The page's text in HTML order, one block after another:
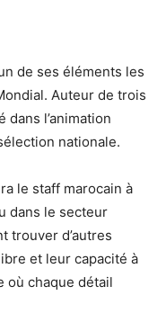
de ses éléments les
Auteur de trois
dans l’animation
nationale.
le staff marocain à
dans le secteur
trouver d’autres
et leur capacité à
où chaque détail